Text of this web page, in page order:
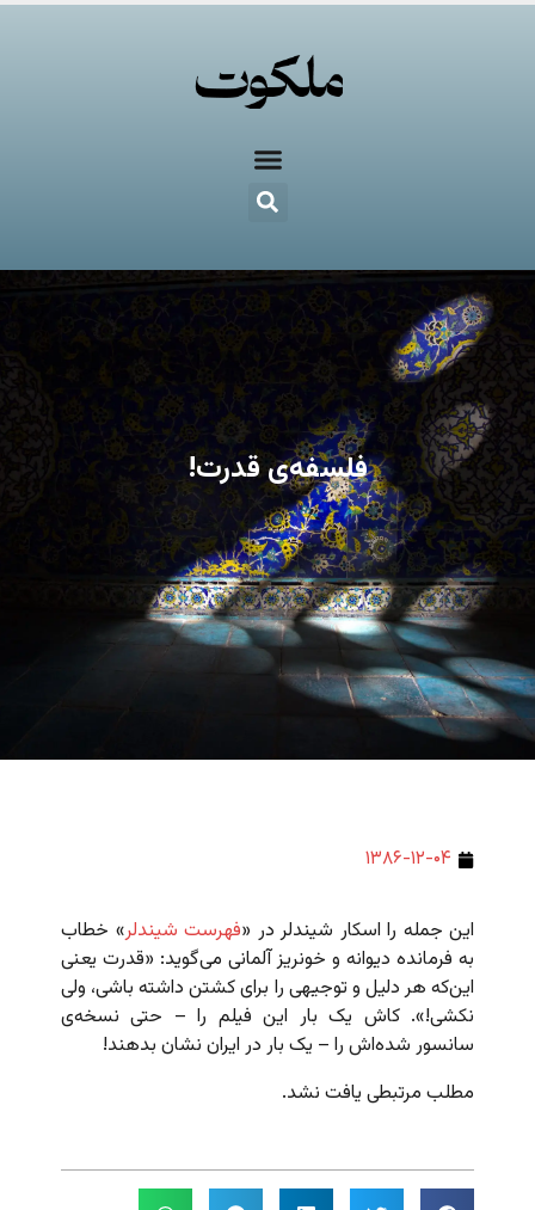
فلسفه‌ی قدرت!
۱۳۸۶-۱۲-۰۴
این جمله را اسکار شیندلر در «فهرست شیندلر» خطاب
به فرمانده‌ دیوانه و خونریز آلمانی می‌گوید: «قدرت یعنی
این‌که هر دلیل و توجیهی را برای کشتن داشته باشی، ولی
نکشی!». کاش یک بار این فیلم را – حتی نسخه‌ی
سانسور شده‌اش را – یک بار در ایران نشان بدهند!
مطلب مرتبطی یافت نشد.